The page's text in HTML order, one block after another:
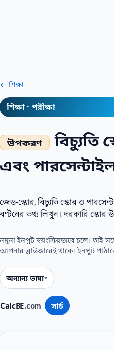
CalcBE.com সার্চ
← শিক্ষা
শিক্ষা · পরীক্ষা
বিচ্যুতি
এবং
জেড-স্কোর, বিচ্যুতি স্কোর ও
বণ্টনের তথ্য লিখুন। দরকারি স্কোর
নমুনা ইনপুট স্বয়ংক্রিয়ভাবে চলে। তাই
আপনার ব্রাউজারেই থাকে। ইনপুট
অন্যান্য ভাষা